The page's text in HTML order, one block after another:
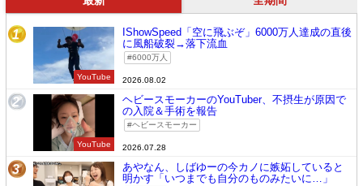
1
YouTube
IShowSpeed「空に飛ぶぞ」6000万人達成の直後
に風船破裂→落下流血
6000万人
2026.08.02
2
YouTube
ヘビースモーカーのYouTuber、不摂生が原因で
の入院＆手術を報告
ヘビースモーカー
2026.07.28
3
あやなん、しばゆーの今カノに嫉妬していると
明かす「いつまでも自分のものみたいに…」